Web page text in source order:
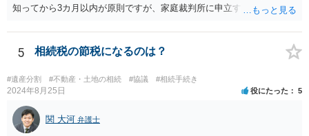
知ってから3カ月以内が原則ですが、家庭裁判所に申立すれば3カ月の
放棄するかどうか決めることができます。 銀行やサラ金が数年も放置
することはありませんので、数年後に借金が発見される可能性はほぼ
ありません。 なお、私が扱った相続放棄を検討していた案件で、期間
伸長して調査したところ、サラ金に対する過払金など相当な財産が見
つかったため相続したという事例がありました。
5 相続税の節税になるのは？
#遺産分割 #不動産・土地の相続 #協議 #相続手続き
2024年8月25日 役にたった 5
関 大河 弁護士